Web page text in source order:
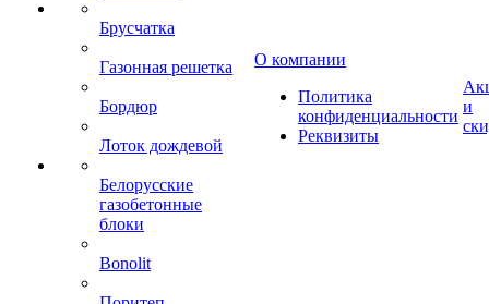
Брусчатка
Газонная решетка
Бордюр
Лоток дождевой
Белорусские
газобетонные
блоки
Bonolit
О компании
Политика
конфиденциальности
Реквизиты
и